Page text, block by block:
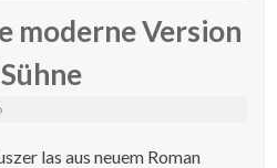
moderne Version
las aus neuem Roman